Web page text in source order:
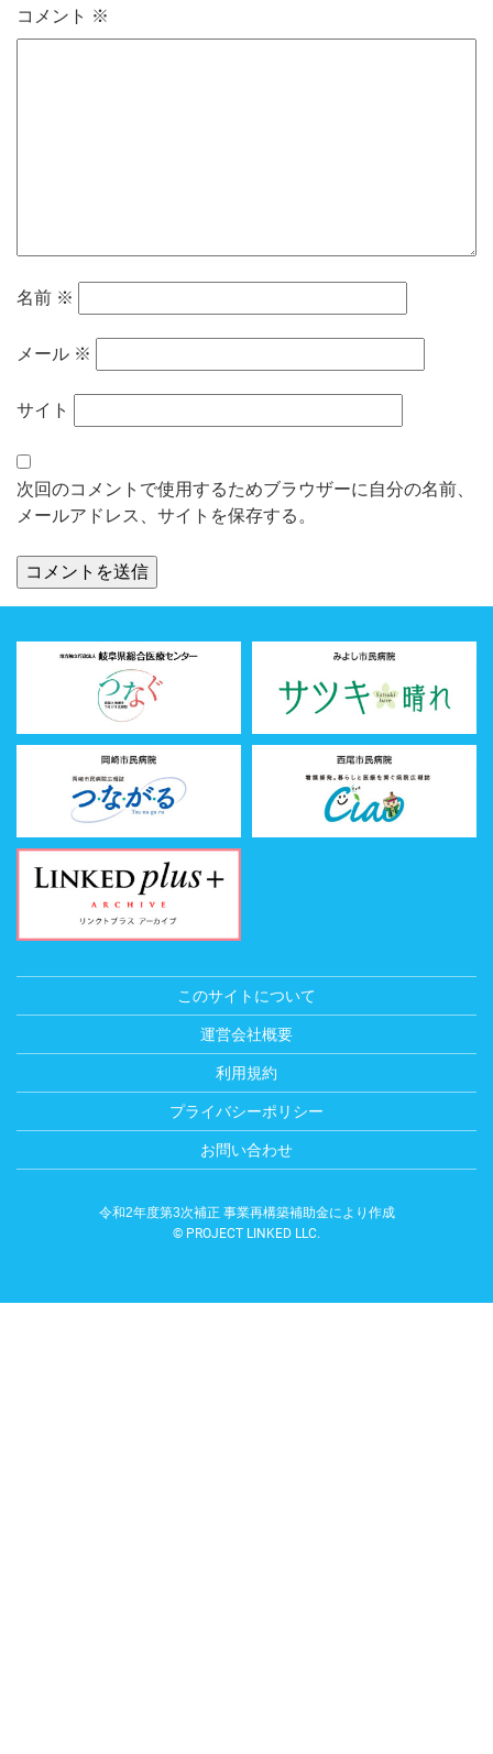
コメント ※
名前 ※
メール ※
サイト
次回のコメントで使用するためブラウザーに自分の名前、
メールアドレス、サイトを保存する。
このサイトについて
運営会社概要
利用規約
プライバシーポリシー
お問い合わせ
令和2年度第3次補正 事業再構築補助金により作成
© PROJECT LINKED LLC.